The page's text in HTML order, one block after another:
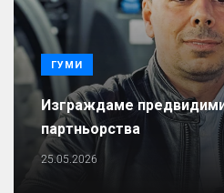
ГУМИ
Изграждаме
партньорства
25.05.2026